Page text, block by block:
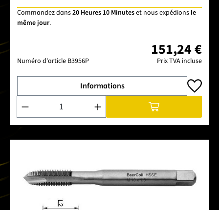
Commandez dans20 Heures 10 Minuteset nous expédions le
même jour.
Numéro d'article B3956P
151,24 €
Prix TVA incluse
Informations
Quantité de produit : Entrez la quantité souhaitée ou